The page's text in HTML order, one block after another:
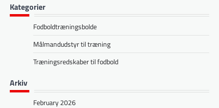
Kategorier
Fodboldtræningsbolde
Målmandudstyr til træning
Træningsredskaber til fodbold
Arkiv
February 2026